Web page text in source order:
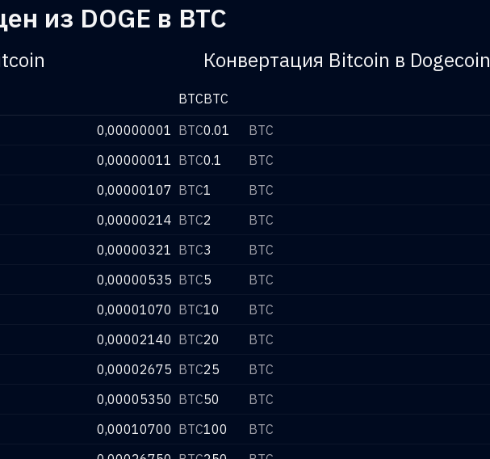
из DOGE в BTC
BTC
0,00000001 BTC
0,00000011 BTC
0,00000107 BTC
0,00000214 BTC
0,00000321 BTC
0,00000535 BTC
0,00001070 BTC
0,00002140 BTC
0,00002675 BTC
0,00005350 BTC
0,00010700 BTC
Конвертация Bitcoin в Dogecoin
BTC
0.01
BTC
0.1
BTC
1
BTC
2
BTC
3
BTC
5
BTC
10
BTC
20
BTC
25
BTC
50
BTC
100
BTC